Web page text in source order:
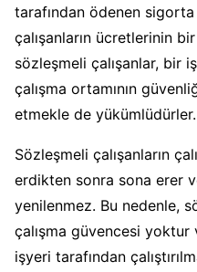
tarafından ödenen
çalışanların ücretlerinin bir
sözleşmeli çalışanlar, bir
çalışma ortamının
etmekle de yükümlüdürler.
Sözleşmeli çalışanların
erdikten sonra sona erer
yenilenmez. Bu nedenle,
çalışma güvencesi
işyeri tarafından